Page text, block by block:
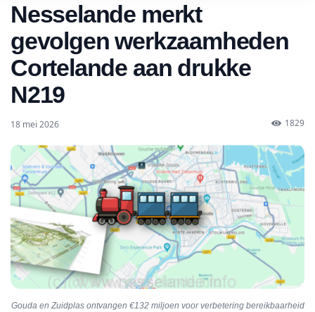
Nesselande merkt
gevolgen werkzaamheden
Cortelande aan drukke
N219
18 mei 2026 1829
Gouda en Zuidplas ontvangen €132 miljoen voor verbetering bereikbaarheid